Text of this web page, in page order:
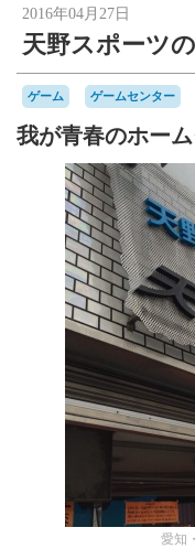
2016年04月27日
天野スポーツ
ゲーム ゲームセンター
我が青春のホー
愛知